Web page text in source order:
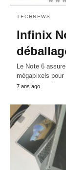
TECHNEWS
Infinix
Le Note 6
mégapixels
7 ans ago